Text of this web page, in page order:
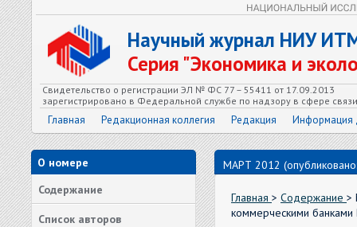
Научный журнал НИУ
Серия "Экономика и
Свидетельство о регистрации ЭЛ № ФС 77 – 55411 от 17.09.2013
зарегистрировано в Федеральной службе по надзору в сфере
Главная Редакционная коллегия Редакция Информация
О номере
Содержание
Список авторов
МАРТ 2012
Главная > Содержание >
коммерческими банками